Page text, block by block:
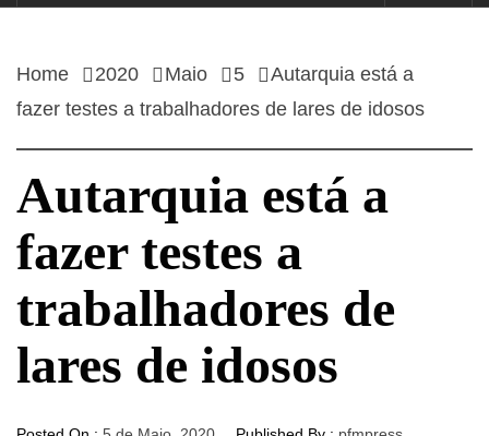
Home 2020 Maio 5
Autarquia está a
fazer testes a trabalhadores de lares de idosos
Autarquia está a
fazer testes a
trabalhadores de
lares de idosos